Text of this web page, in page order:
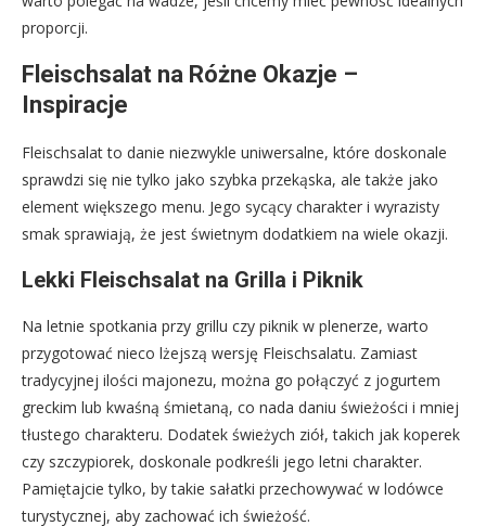
proporcji.
Fleischsalat na Różne Okazje –
Inspiracje
Fleischsalat to danie niezwykle uniwersalne, które doskonale
sprawdzi się nie tylko jako szybka przekąska, ale także jako
element większego menu. Jego sycący charakter i wyrazisty
smak sprawiają, że jest świetnym dodatkiem na wiele okazji.
Lekki Fleischsalat na Grilla i Piknik
Na letnie spotkania przy grillu czy piknik w plenerze, warto
przygotować nieco lżejszą wersję Fleischsalatu. Zamiast
tradycyjnej ilości majonezu, można go połączyć z jogurtem
greckim lub kwaśną śmietaną, co nada daniu świeżości i mniej
tłustego charakteru. Dodatek świeżych ziół, takich jak koperek
czy szczypiorek, doskonale podkreśli jego letni charakter.
Pamiętajcie tylko, by takie sałatki przechowywać w lodówce
turystycznej, aby zachować ich świeżość.